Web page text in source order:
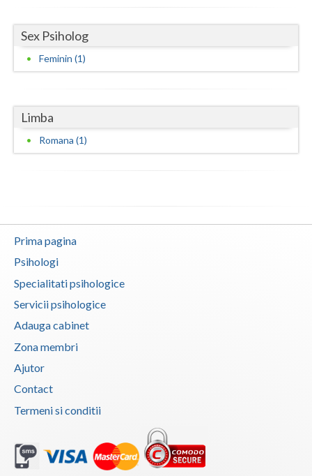
Neamt
Olt
Satu-Mare
Teleorman
Timis
Valcea
Vaslui
Vrancea
Sex Psiholog
Feminin (1)
Limba
Romana (1)
Prima pagina
Psihologi
Specialitati psihologice
Servicii psihologice
Adauga cabinet
Zona membri
Ajutor
Contact
Termeni si conditii